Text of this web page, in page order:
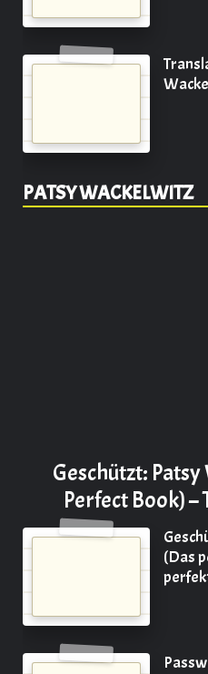
PATSY WACKELWITZ
Geschützt:
Perfect Book) –
(Das